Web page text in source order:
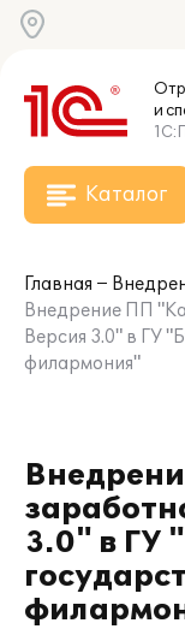
и
Каталог
Главная
Внедрение ПП
Версия 3.0" в ГУ
филармония"
3.0" в ГУ